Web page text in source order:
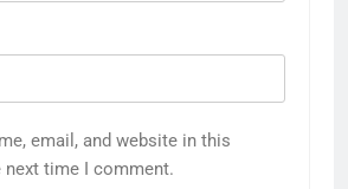
email, and website in this
next time I comment.